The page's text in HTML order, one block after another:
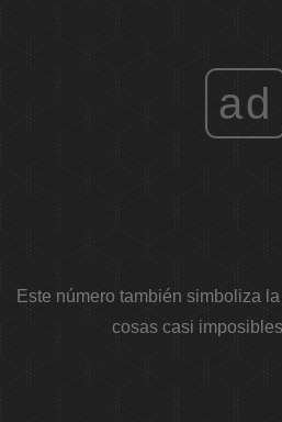
ad
Este número también simboliza
cosas casi